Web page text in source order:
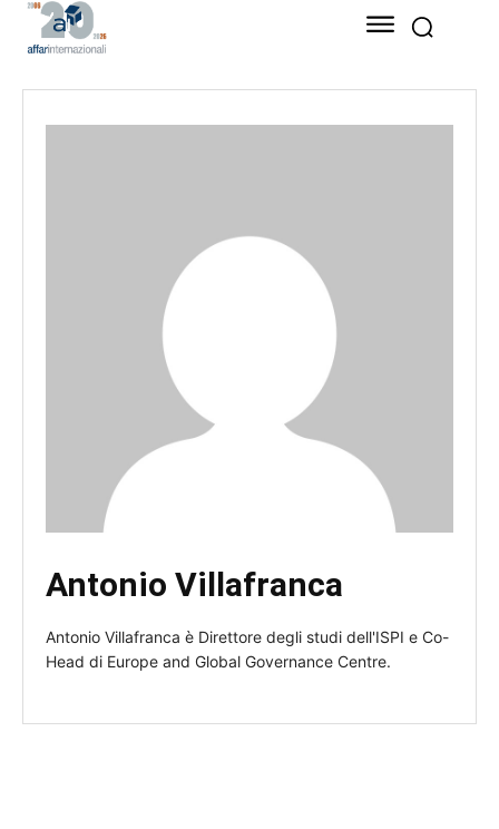
Antonio Villafranca
Antonio Villafranca è Direttore degli studi dell'ISPI e Co-
Head di Europe and Global Governance Centre.